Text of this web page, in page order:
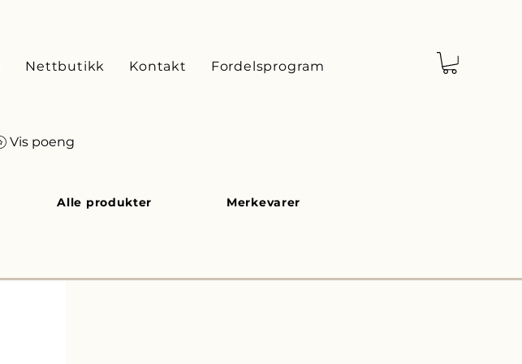
Nettbutikk Kontakt Fordelsprogram
Vis poeng
Alle produkter Merkevarer